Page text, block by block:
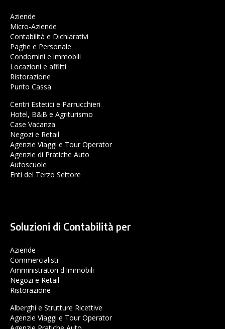
Aziende
Micro-Aziende
Contabilità e Dichiarativi
Paghe e Personale
Condomini e immobili
Locazioni e affitti
Ristorazione
Punto Cassa
Centri Estetici e Parrucchieri
Hotel, B&B e Agriturismo
Case Vacanza
Negozi e Retail
Agenzie Viaggi e Tour Operator
Agenzie di Pratiche Auto
Autoscuole
Enti del Terzo Settore
Soluzioni di Contabilità per
Aziende
Commercialisti
Amministratori d'Immobili
Negozi e Retail
Ristorazione
Alberghi e Strutture Ricettive
Agenzie Viaggi e Tour Operator